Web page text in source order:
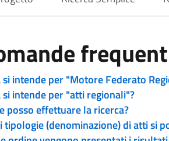
si intende per "Motore Federato
si intende per "atti regionali"?
posso effettuare la ricerca?
tipologie (denominazione) di atti si